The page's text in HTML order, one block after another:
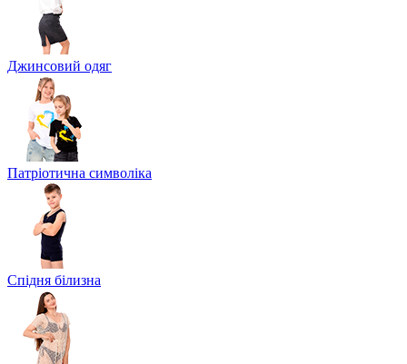
Джинсовий одяг
Патріотична символіка
Спідня білизна